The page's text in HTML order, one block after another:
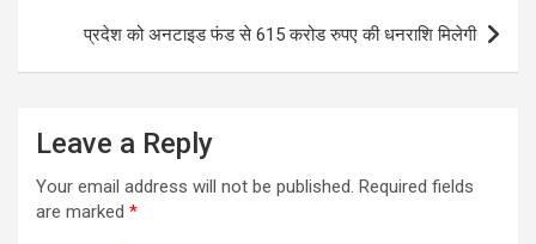
प्रदेश को अनटाइड फंड से 615 करोड रुपए की धनराशि मिलेगी
Leave a Reply
Your email address will not be published. Required fields
are marked *